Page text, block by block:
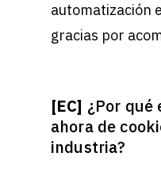
automatización
gracias por
[EC] ¿Por qué
ahora de
industria?